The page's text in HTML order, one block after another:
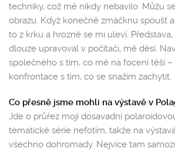
techniky, což mě nikdy nebavilo. Můžu
obrazu. Když konečně zmáčknu spoušť
to z krku a hrozně se mi uleví.
dlouze upravoval v počítači, mě děsí.
společného s tím, co mě na focení těší –
konfrontace s tím, co se snažím zachytit.
Co přesně jsme mohli na výstavě v
Jde o průřez mojí dosavadní
tématické série nefotím, takže na
všechno dohromady. Nejvíce tam